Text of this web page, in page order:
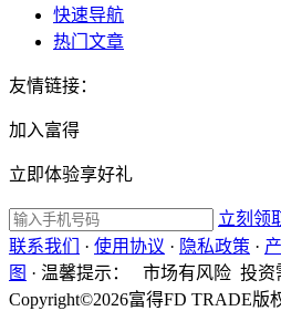
快速导航
热门文章
友情链接：
加入富得
立即体验享好礼
立刻领
联系我们
· 使用协议 · 隐私政策 ·
图 · 温馨提示：
市场有风险 投资
Copyright©2026富得FD TRADE版